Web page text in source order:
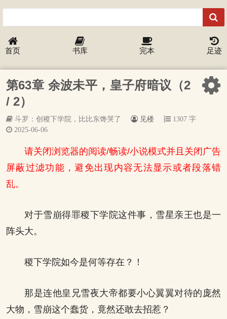
首页 书库 完本 足迹
第63章 余波未平，皇子府暗议（2
/ 2）
斗罗：创稷下学院，比比东馋哭了 见楼
1307 字
2025-06-06
请关闭浏览器的阅读/畅读/小说模式并且关闭广告
屏蔽过滤功能，避免出现内容无法显示或者段落错
乱。
对于雪崩得罪稷下学院这件事，雪星亲王也是一
阵头大。
稷下学院如今是何等存在？！
那是连他皇兄雪夜大帝都要小心翼翼对待的庞然
大物，雪崩这个蠢货，竟然还敢去招惹？